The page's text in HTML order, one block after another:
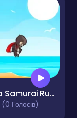
Ninja Samurai Runner Online
Голосів)